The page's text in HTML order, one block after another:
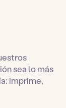
sea lo más
imprime,